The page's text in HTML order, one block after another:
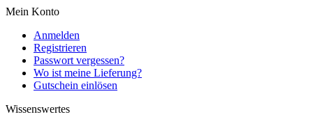
Mein Konto
Anmelden
Registrieren
Passwort vergessen?
Wo ist meine Lieferung?
Gutschein einlösen
Wissenswertes